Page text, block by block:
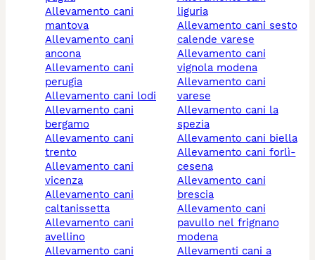
allevamento cani
mantova
allevamento cani
ancona
allevamento cani
perugia
allevamento cani lodi
allevamento cani
bergamo
allevamento cani
trento
allevamento cani
vicenza
allevamento cani
caltanissetta
allevamento cani
avellino
allevamento cani
liguria
allevamento cani sesto
calende varese
allevamento cani
vignola modena
allevamento cani
varese
allevamento cani la
spezia
allevamento cani biella
allevamento cani forlì-
cesena
allevamento cani
brescia
allevamento cani
pavullo nel frignano
modena
allevamenti cani a